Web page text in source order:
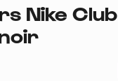
Nike Club